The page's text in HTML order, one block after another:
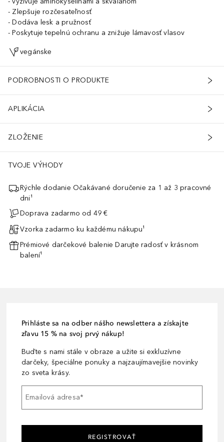
Zlepšuje rozčesateľnosť
Dodáva lesk a pružnosť
Poskytuje tepelnú ochranu a znižuje lámavosť vlasov
vegánske
PODROBNOSTI O PRODUKTE
APLIKÁCIA
ZLOŽENIE
TVOJE VÝHODY
Rýchle dodanie Očakávané doručenie za 1 až 3 pracovné
dni¹
Doprava zadarmo od 49 €
Vzorka zadarmo ku každému nákupu¹
Prémiové darčekové balenie Darujte radosť v krásnom
balení¹
Prihláste sa na odber nášho newslettera a získajte
zľavu 15 % na svoj prvý nákup!
Buďte s nami stále v obraze a užite si exkluzívne
darčeky, špeciálne ponuky a najzaujímavejšie novinky
zo sveta krásy.
Emailová adresa*
REGISTROVAŤ